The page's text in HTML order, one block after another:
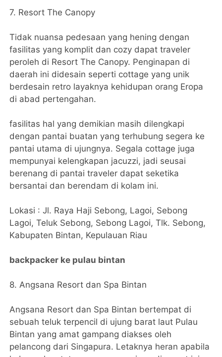
7. Resort The Canopy
Tidak nuansa pedesaan yang hening dengan
fasilitas yang komplit dan cozy dapat traveler
peroleh di Resort The Canopy. Penginapan di
daerah ini didesain seperti cottage yang unik
berdesain retro layaknya kehidupan orang Eropa
di abad pertengahan.
fasilitas hal yang demikian masih dilengkapi
dengan pantai buatan yang terhubung segera ke
pantai utama di ujungnya. Segala cottage juga
mempunyai kelengkapan jacuzzi, jadi seusai
berenang di pantai traveler dapat seketika
bersantai dan berendam di kolam ini.
Lokasi : Jl. Raya Haji Sebong, Lagoi, Sebong
Lagoi, Teluk Sebong, Sebong Lagoi, Tlk. Sebong,
Kabupaten Bintan, Kepulauan Riau
backpacker ke pulau bintan
8. Angsana Resort dan Spa Bintan
Angsana Resort dan Spa Bintan bertempat di
sebuah teluk terpencil di ujung barat laut Pulau
Bintan yang amat gampang diakses oleh
pelancong dari Singapura. Letaknya heran apabila